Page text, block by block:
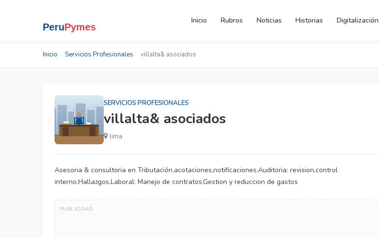
Inicio Rubros Noticias Historias Digitalización
Inicio Servicios Profesionales villalta& asociados
SERVICIOS PROFESIONALES
villalta& asociados
lima
Asesoria & consultoria en Tributación.acotaciones,notificaciones.Auditoria: revision,control
interno,Hallazgos,Laboral: Manejo de contratos,Gestion y reduccion de gastos